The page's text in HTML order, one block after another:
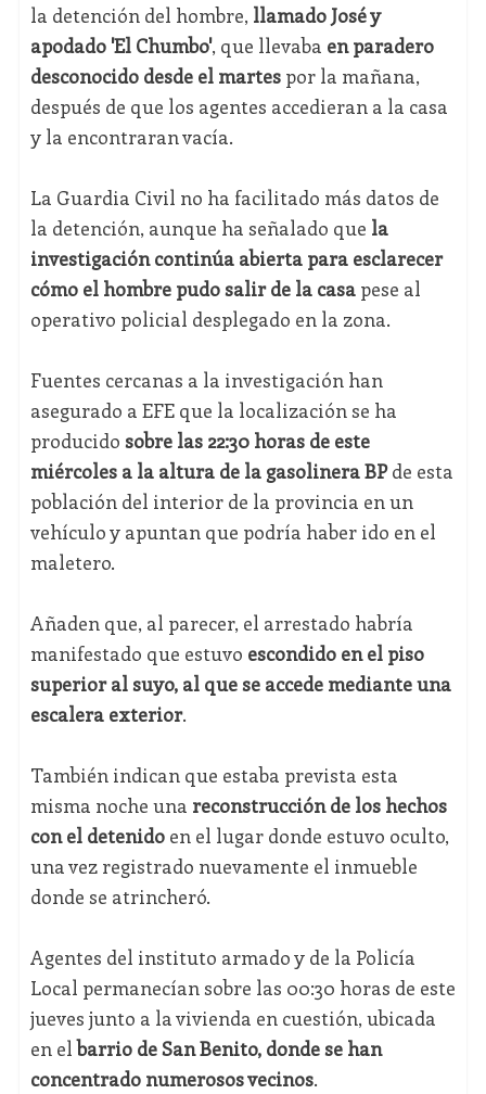
la detención del hombre, llamado José y
apodado 'El Chumbo', que llevaba en paradero
desconocido desde el martes por la mañana,
después de que los agentes accedieran a la casa
y la encontraran vacía.
La Guardia Civil no ha facilitado más datos de
la detención, aunque ha señalado que la
investigación continúa abierta para esclarecer
cómo el hombre pudo salir de la casa pese al
operativo policial desplegado en la zona.
Fuentes cercanas a la investigación han
asegurado a EFE que la localización se ha
producido sobre las 22:30 horas de este
miércoles a la altura de la gasolinera BPde esta
población del interior de la provincia en un
vehículo y apuntan que podría haber ido en el
maletero.
Añaden que, al parecer, el arrestado habría
manifestado que estuvo escondido en el piso
superior al suyo, al que se accede mediante una
escalera exterior.
También indican que estaba prevista esta
misma noche una reconstrucción de los hechos
con el detenido en el lugar donde estuvo oculto,
una vez registrado nuevamente el inmueble
donde se atrincheró.
Agentes del instituto armado y de la Policía
Local permanecían sobre las 00:30 horas de este
jueves junto a la vivienda en cuestión, ubicada
en elbarrio de San Benito, donde se han
concentrado numerosos vecinos.